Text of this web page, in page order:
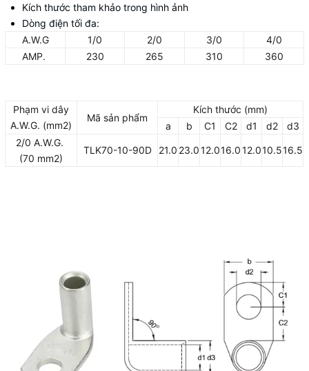
Kích thước tham khảo trong hình ảnh
Dòng điện tối đa:
A.W.G
1/0 2/0 3/0
4/0
AMP.
230 265 310 360
Phạm vi dây
A.W.G. (mm2)
Mã sản phẩm
Kích thước (mm)
a
b C1 C2 d1 d2
d3
2/0 A.W.G.
(70 mm2)
TLK70-10-90D 21.0 23.012.016.012.010.516.5